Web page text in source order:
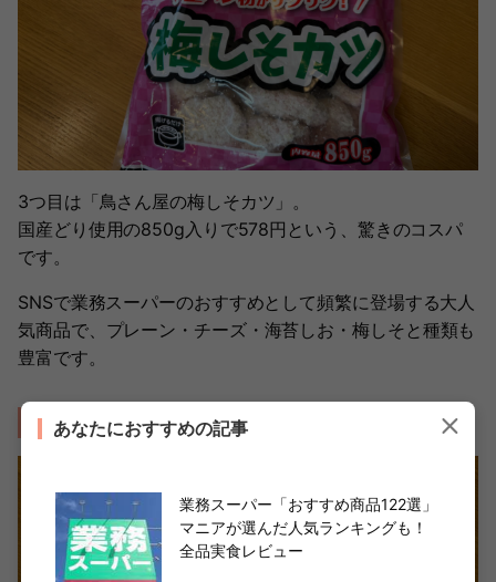
3つ目は「鳥さん屋の梅しそカツ」。
国産どり使用の850g入りで578円という、驚きのコスパ
です。
SNSで業務スーパーのおすすめとして頻繁に登場する大人
気商品で、プレーン・チーズ・海苔しお・梅しそと種類も
豊富です。
揚げるだけで本格チキンカツ！
あなたにおすすめの記事
業務スーパー「おすすめ商品122選」
マニアが選んだ人気ランキングも！
全品実食レビュー